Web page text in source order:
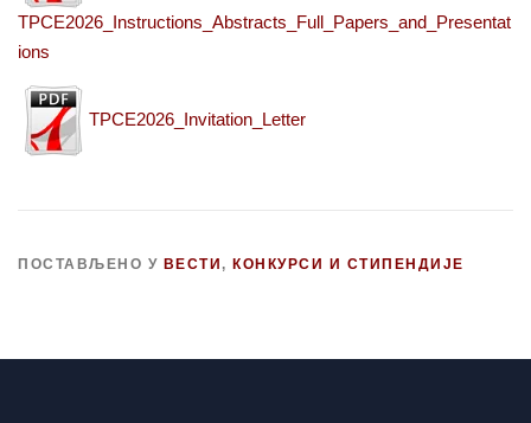
TPCE2026_Instructions_Abstracts_Full_Papers_and_Presentat
ions
TPCE2026_Invitation_Letter
ПОСТАВЉЕНО У ВЕСТИ , КОНКУРСИ И СТИПЕНДИЈЕ